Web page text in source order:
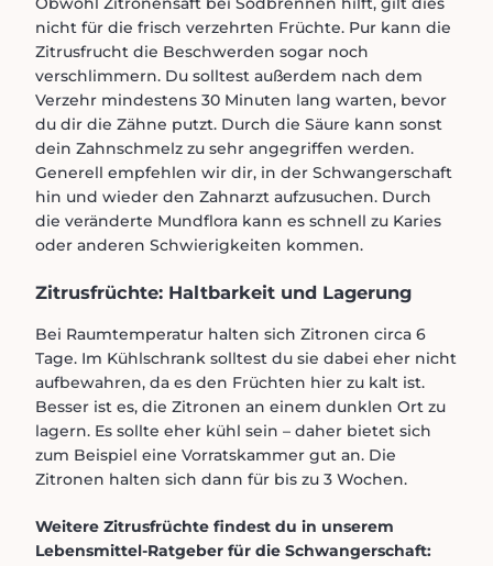
nicht für die frisch verzehrten Früchte. Pur kann die
Zitrusfrucht die Beschwerden sogar noch
verschlimmern. Du solltest außerdem nach dem
Verzehr mindestens 30 Minuten lang warten, bevor
du dir die Zähne putzt. Durch die Säure kann sonst
dein Zahnschmelz zu sehr angegriffen werden.
Generell empfehlen wir dir, in der Schwangerschaft
hin und wieder den Zahnarzt aufzusuchen. Durch
die veränderte Mundflora kann es schnell zu Karies
oder anderen Schwierigkeiten kommen.
Zitrusfrüchte: Haltbarkeit und Lagerung
Bei Raumtemperatur halten sich Zitronen circa 6
Tage. Im Kühlschrank solltest du sie dabei eher nicht
aufbewahren, da es den Früchten hier zu kalt ist.
Besser ist es, die Zitronen an einem dunklen Ort zu
lagern. Es sollte eher kühl sein – daher bietet sich
zum Beispiel eine Vorratskammer gut an. Die
Zitronen halten sich dann für bis zu 3 Wochen.
Weitere Zitrusfrüchte findest du in unserem
Lebensmittel-Ratgeber für die Schwangerschaft: